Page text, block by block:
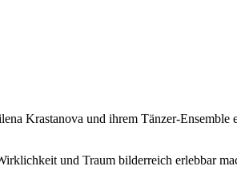
Krastanova und ihrem Tänzer-Ensemble
und Traum bilderreich erlebbar